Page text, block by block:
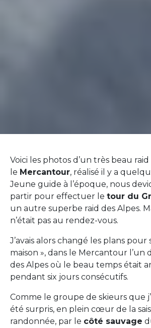
Voici les photos d’un très beau raid
le Mercantour, réalisé il y a
Jeune guide à l’époque, nous
partir pour effectuer le tour du
un autre superbe raid des Alpes.
n’était pas au rendez-vous.
J’avais alors changé les plans pour
maison », dans le Mercantour l’un
des Alpes où le beau temps était
pendant six jours consécutifs.
Comme le groupe de skieurs que
été surpris, en plein cœur de la
randonnée, par le côté sauvage